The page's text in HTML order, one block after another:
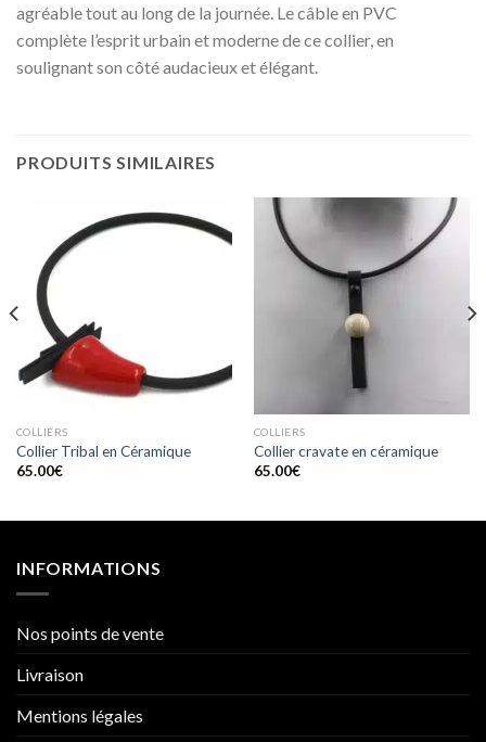
agréable tout au long de la journée. Le câble en PVC
complète l’esprit urbain et moderne de ce collier, en
soulignant son côté audacieux et élégant.
PRODUITS SIMILAIRES
COLLIERS
Collier Tribal en Céramique
65.00€
COLLIERS
Collier cravate en céramique
65.00€
INFORMATIONS
Nos points de vente
Livraison
Mentions légales